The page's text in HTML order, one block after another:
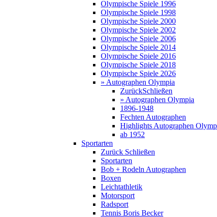
Olympische Spiele 1996
Olympische Spiele 1998
Olympische Spiele 2000
Olympische Spiele 2002
Olympische Spiele 2006
Olympische Spiele 2014
Olympische Spiele 2016
Olympische Spiele 2018
Olympische Spiele 2026
» Autographen Olympia
ZurückSchließen
» Autographen Olympia
1896-1948
Fechten Autographen
Highlights Autographen
ab 1952
Sportarten
Zurück Schließen
Sportarten
Bob + Rodeln Autographen
Boxen
Leichtathletik
Motorsport
Radsport
Tennis Boris Becker